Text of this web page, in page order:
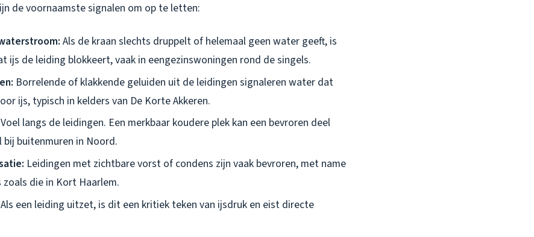
de voornaamste signalen om op te letten:
Als de kraan slechts druppelt of helemaal geen water geeft, is
ijs de leiding blokkeert, vaak in eengezinswoningen rond de singels.
Borrelende of klakkende geluiden uit de leidingen signaleren water dat
ijs, typisch in kelders van De Korte Akkeren.
Voel langs de leidingen. Een merkbaar koudere plek kan een bevroren deel
bij buitenmuren in Noord.
Leidingen met zichtbare vorst of condens zijn vaak bevroren, met name
die in Kort Haarlem.
Als een leiding uitzet, is dit een kritiek teken van ijsdruk en eist directe